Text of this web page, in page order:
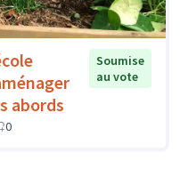
abords
Soumise
au vote
0